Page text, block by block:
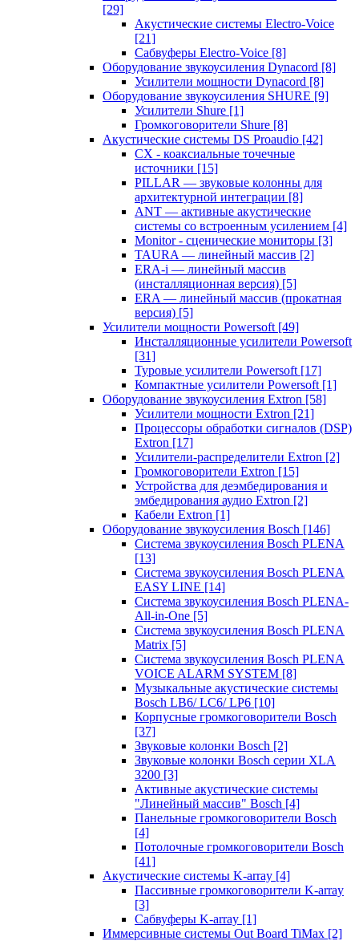
[29]
Акустические системы Electro-Voice
[21]
Сабвуферы Electro-Voice [8]
Оборудование звукоусиления Dynacord [8]
Усилители мощности Dynacord [8]
Оборудование звукоусиления SHURE [9]
Усилители Shure [1]
Громкоговорители Shure [8]
Акустические системы DS Proaudio [42]
CX - коаксиальные точечные
источники [15]
PILLAR — звуковые колонны для
архитектурной интеграции [8]
ANT — активные акустические
системы со встроенным усилением [4]
Monitor - сценические мониторы [3]
TAURA — линейный массив [2]
ERA-i — линейный массив
(инсталляционная версия) [5]
ERA — линейный массив (прокатная
версия) [5]
Усилители мощности Powersoft [49]
Инсталляционные усилители Powersoft
[31]
Туровые усилители Powersoft [17]
Компактные усилители Powersoft [1]
Оборудование звукоусиления Extron [58]
Усилители мощности Extron [21]
Процессоры обработки сигналов (DSP)
Extron [17]
Усилители-распределители Extron [2]
Громкоговорители Extron [15]
Устройства для деэмбедирования и
эмбедирования аудио Extron [2]
Кабели Extron [1]
Оборудование звукоусиления Bosch [146]
Система звукоусиления Bosch PLENA
[13]
Система звукоусиления Bosch PLENA
EASY LINE [14]
Система звукоусиления Bosch PLENA-
All-in-One [5]
Система звукоусиления Bosch PLENA
Matrix [5]
Система звукоусиления Bosch PLENA
VOICE ALARM SYSTEM [8]
Музыкальные акустические системы
Bosch LB6/ LC6/ LP6 [10]
Корпусные громкоговорители Bosch
[37]
Звуковые колонки Bosch [2]
Звуковые колонки Bosch серии XLA
3200 [3]
Активные акустические системы
"Линейный массив" Bosch [4]
Панельные громкоговорители Bosch
[4]
Потолочные громкоговорители Bosch
[41]
Акустические системы K-array [4]
Пассивные громкоговорители K-array
[3]
Сабвуферы K-array [1]
Иммерсивные системы Out Board TiMax [2]